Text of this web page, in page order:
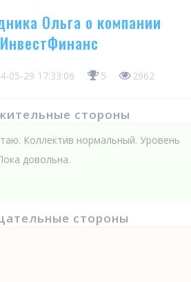
Ольга о компании
05-29 17:33:06 5 2962
стороны
Коллектив нормальный. Уровень
довольна.
стороны